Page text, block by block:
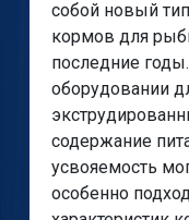
собой новый
кормов для
последние
оборудовании
содержание
усвояемость
особенно